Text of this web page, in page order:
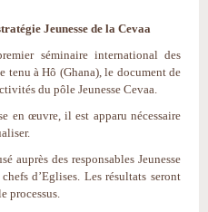
Jeunesse de la Cevaa
séminaire international des
tenu à Hô (Ghana), le document de
du pôle Jeunesse Cevaa.
en œuvre, il est apparu nécessaire
auprès des responsables Jeunesse
d’Eglises. Les résultats seront
processus.